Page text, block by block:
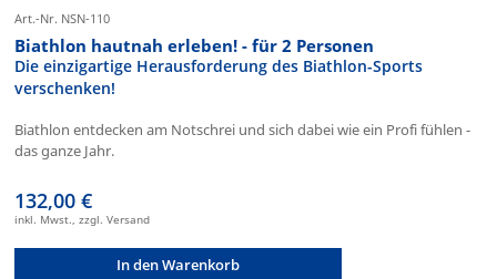
Art.-Nr. NSN-110
Biathlon hautnah erleben! - für 2 Personen
Die einzigartige Herausforderung des Biathlon-Sports
verschenken!
Biathlon entdecken am Notschrei und sich dabei wie ein Profi fühlen -
das ganze Jahr.
132,00 €
inkl. Mwst., zzgl. Versand
In den Warenkorb